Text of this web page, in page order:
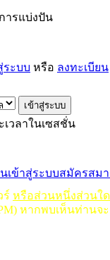
ระบบ หรือ ลงทะเบียน
วลาในเซสชั่น
เข้าสู่ระบบสมัครสม
ร์ หรือส่วนหนึ่งส่วนใ
หากพบเห็นท่านจ